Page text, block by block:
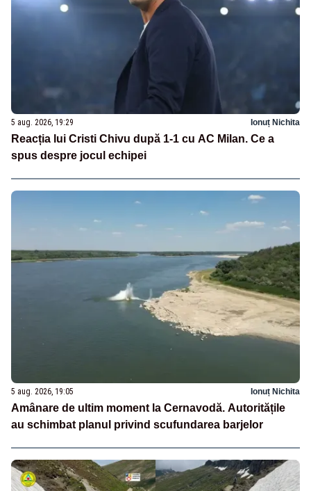
5 aug. 2026, 19:29 Ionuț Nichita
Reacția lui Cristi Chivu după 1-1 cu AC Milan. Ce a
spus despre jocul echipei
5 aug. 2026, 19:05 Ionuț Nichita
Amânare de ultim moment la Cernavodă. Autoritățile
au schimbat planul privind scufundarea barjelor